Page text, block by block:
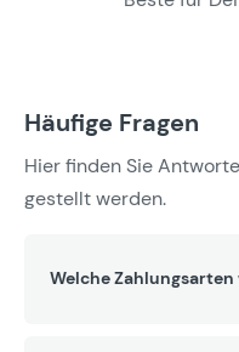
Häufige Fragen
Hier finden Sie
gestellt werden.
Welche